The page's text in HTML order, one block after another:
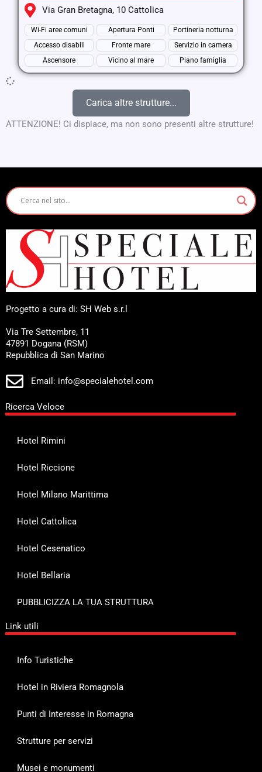
Via Gran Bretagna, 10 Cattolica
Wi-Fi aree comuni Apertura Ponti
Portineria notturna
Accesso disabili
Fronte mare
Servizio in camera
Ascensore
Vicino al mare Piano famiglia
Carica altre strutture...
ATTENZIONE! Ci dispiace, ma non sono presenti altre strutture!
Progetto a cura di: SH Web s.r.l
Via Tre Settembre, 11
47891 Dogana (RSM)
Repubblica di San Marino
Email: info@specialehotel.com
Ricerca Veloce
Hotel Rimini
Hotel Riccione
Hotel Milano Marittima
Hotel Cattolica
Hotel Cesenatico
Hotel Bellaria
PUBBLICIZZA LA TUA STRUTTURA
Link utili
Info Turistiche
Hotel in Riviera Romagnola
Punti di Interesse in Romagna
Strutture per servizi
Musei e monumenti